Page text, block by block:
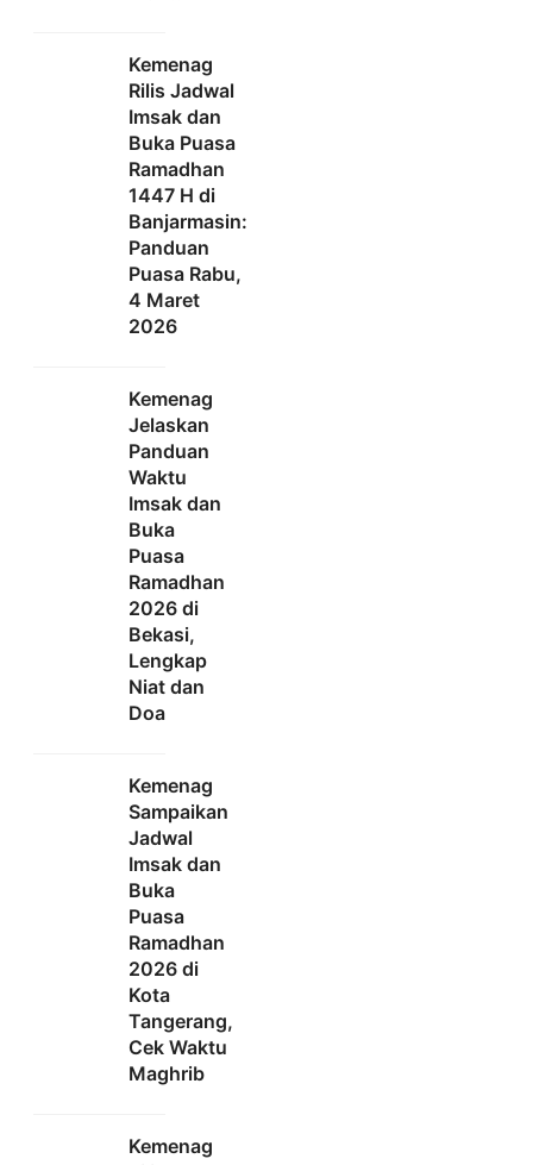
Kemenag
Rilis Jadwal
Imsak dan
Buka Puasa
Ramadhan
1447 H di
Banjarmasin:
Panduan
Puasa Rabu,
4 Maret
2026
Kemenag
Jelaskan
Panduan
Waktu
Imsak dan
Buka
Puasa
Ramadhan
2026 di
Bekasi,
Lengkap
Niat dan
Doa
Kemenag
Sampaikan
Jadwal
Imsak dan
Buka
Puasa
Ramadhan
2026 di
Kota
Tangerang,
Cek Waktu
Maghrib
Kemenag